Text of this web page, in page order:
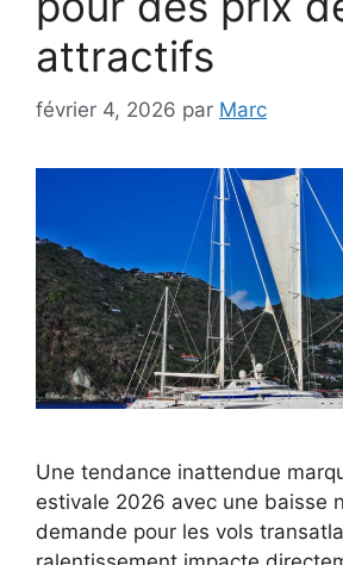
attractifs
février 4, 2026 par Marc
Une tendance inattendue
estivale 2026 avec une baisse
demande pour les vols